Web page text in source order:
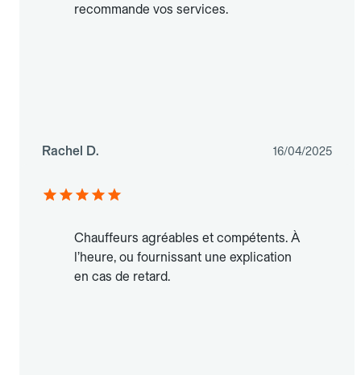
recommande vos services.
Rachel D. 16/04/2025
Chauffeurs agréables et compétents. À
l’heure, ou fournissant une explication
en cas de retard.